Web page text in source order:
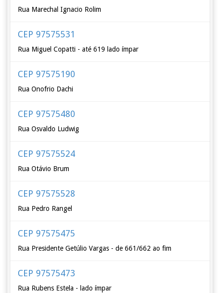
Rua Marechal Ignacio Rolim
CEP 97575531
Rua Miguel Copatti - até 619 lado ímpar
CEP 97575190
Rua Onofrio Dachi
CEP 97575480
Rua Osvaldo Ludwig
CEP 97575524
Rua Otávio Brum
CEP 97575528
Rua Pedro Rangel
CEP 97575475
Rua Presidente Getúlio Vargas - de 661/662 ao fim
CEP 97575473
Rua Rubens Estela - lado ímpar